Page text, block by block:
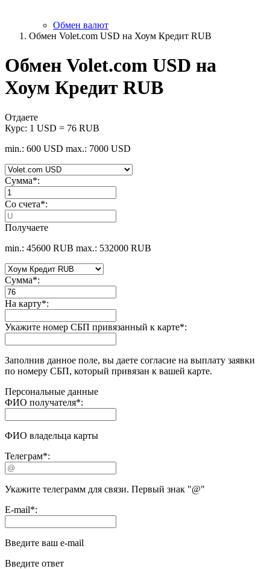
Обмен валют
Обмен Volet.com USD на Хоум Кредит RUB
Обмен Volet.com USD на
Хоум Кредит RUB
Отдаете
Курс: 1 USD = 76 RUB
min.: 600 USD max.: 7000 USD
Сумма*:
Со счета*:
Получаете
min.: 45600 RUB max.: 532000 RUB
Сумма*:
На карту*:
Укажите номер СБП привязанный к карте*:
Заполнив данное поле, вы даете согласие на выплату заявки
по номеру СБП, который привязан к вашей карте.
Персональные данные
ФИО получателя*:
ФИО владельца карты
Телеграм*:
Укажите телеграмм для связи. Первый знак "@"
E-mail*:
Введите ваш e-mail
Введите ответ